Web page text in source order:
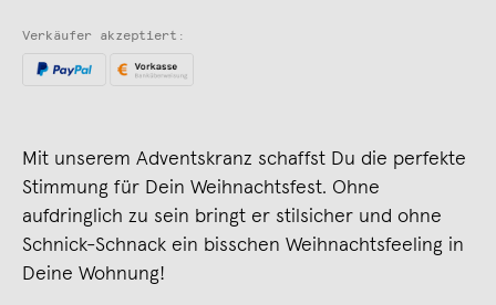
Verkäufer akzeptiert:
Mit unserem Adventskranz schaffst Du die perfekte
Stimmung für Dein Weihnachtsfest. Ohne
aufdringlich zu sein bringt er stilsicher und ohne
Schnick-Schnack ein bisschen Weihnachtsfeeling in
Deine Wohnung!